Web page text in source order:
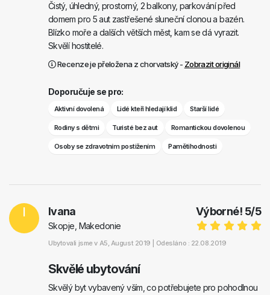
Čistý, úhledný, prostorný, 2 balkony, parkování před
domem pro 5 aut zastřešené sluneční clonou a bazén.
Blízko moře a dalších větších měst, kam se dá vyrazit.
Skvělí hostitelé.
Recenze je přeložena z chorvatský - Zobrazit originál
Doporučuje se pro:
Aktivní dovolená Lidé kteří hledají klid Starší lidé
Rodiny s dětmi Turisté bez aut Romantickou dovolenou
Osoby se zdravotním postižením Pamětihodnosti
I Výborné! 5/5
Ivana
Skopje, Makedonie
Ubytovali jsme v A5, August 2019 | Odesláno : 22.08.2019
Skvělé ubytování
Skvělý byt vybavený vším, co potřebujete pro pohodlnou